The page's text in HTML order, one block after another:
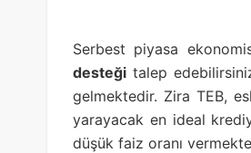
Serbest piyasa
desteği talep
gelmektedir. Zira TEB,
yarayacak en ideal
düşük faiz oranı